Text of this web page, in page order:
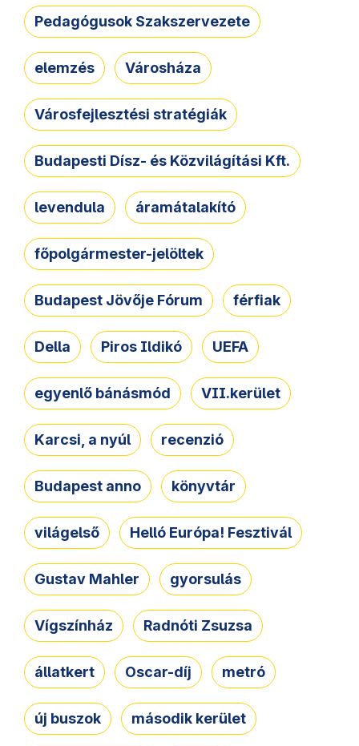
Pedagógusok Szakszervezete
elemzés Városháza
Városfejlesztési stratégiák
Budapesti Dísz- és Közvilágítási Kft.
levendula áramátalakító
főpolgármester-jelöltek
Budapest Jövője Fórum férfiak
Della Piros Ildikó UEFA
egyenlő bánásmód VII.kerület
Karcsi, a nyúl recenzió
Budapest anno könyvtár
világelső Helló Európa! Fesztivál
Gustav Mahler gyorsulás
Vígszínház Radnóti Zsuzsa
állatkert Oscar-díj metró
új buszok második kerület